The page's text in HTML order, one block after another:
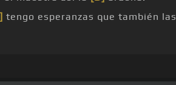
tengo esperanzas que también las